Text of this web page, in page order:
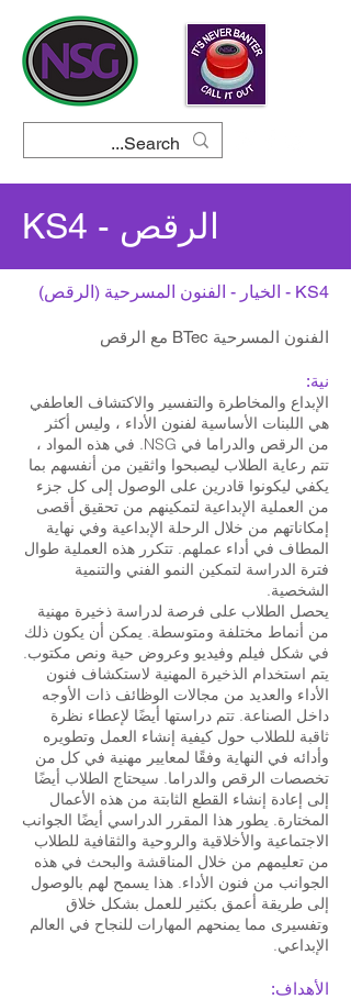
KS4 - الرقص
KS4 - الخيار - الفنون المسرحية (الرقص)
الفنون المسرحية BTec مع الرقص
نية:
الإبداع والمخاطرة والتفسير والاكتشاف العاطفي
هي اللبنات الأساسية لفنون الأداء ، وليس أكثر
من الرقص والدراما في NSG. في هذه المواد ،
تتم رعاية الطلاب ليصبحوا واثقين من أنفسهم بما
يكفي ليكونوا قادرين على الوصول إلى كل جزء
من العملية الإبداعية لتمكينهم من تحقيق أقصى
إمكاناتهم من خلال الرحلة الإبداعية وفي نهاية
المطاف في أداء عملهم. تتكرر هذه العملية طوال
فترة الدراسة لتمكين النمو الفني والتنمية
الشخصية.
يحصل الطلاب على فرصة لدراسة ذخيرة مهنية
من أنماط مختلفة ومتوسطة. يمكن أن يكون ذلك
في شكل فيلم وفيديو وعروض حية ونص مكتوب.
يتم استخدام الذخيرة المهنية لاستكشاف فنون
الأداء والعديد من مجالات الوظائف ذات الأوجه
داخل الصناعة. تتم دراستها أيضًا لإعطاء نظرة
ثاقبة للطلاب حول كيفية إنشاء العمل وتطويره
وأدائه في النهاية وفقًا لمعايير مهنية في كل من
تخصصات الرقص والدراما. سيحتاج الطلاب أيضًا
إلى إعادة إنشاء القطع الثابتة من هذه الأعمال
المختارة. يطور هذا المقرر الدراسي أيضًا الجوانب
الاجتماعية والأخلاقية والروحية والثقافية للطلاب
من تعليمهم من خلال المناقشة والبحث في هذه
الجوانب من فنون الأداء. هذا يسمح لهم بالوصول
إلى طريقة أعمق بكثير للعمل بشكل خلاق
وتفسيرى مما يمنحهم المهارات للنجاح في العالم
الإبداعي.
الأهداف: